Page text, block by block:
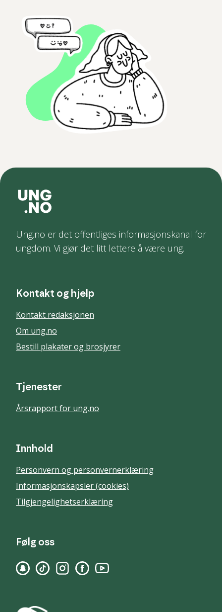
Ung.no er det offentliges informasjonskanal for
ungdom. Vi gjør det litt lettere å være ung.
Kontakt og hjelp
Kontakt redaksjonen
Om ung.no
Bestill plakater og brosjyrer
Tjenester
Årsrapport for ung.no
Innhold
Personvern og personvernerklæring
Informasjonskapsler (cookies)
Tilgjengelighetserklæring
Følg oss